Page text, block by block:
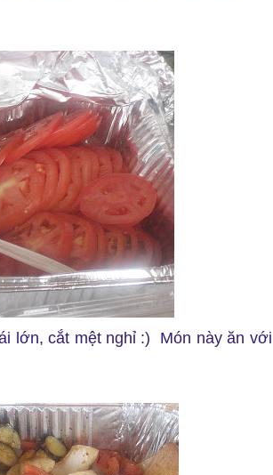
lớn, cắt mệt nghỉ :) Món này ăn với